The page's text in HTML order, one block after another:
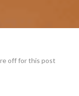
off for this post